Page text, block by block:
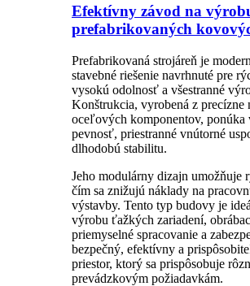
Efektívny závod na
prefabrikovaných
Prefabrikovaná strojáreň je
stavebné riešenie navrhnuté pre
vysokú odolnosť a všestranné
Konštrukcia, vyrobená z precízne
oceľových komponentov, ponúka
pevnosť, priestranné vnútorné
dlhodobú stabilitu.
Jeho modulárny dizajn umožňuje
čím sa znižujú náklady na
výstavby. Tento typ budovy je
výrobu ťažkých zariadení,
priemyselné spracovanie a
bezpečný, efektívny a
priestor, ktorý sa prispôsobuje
prevádzkovým požiadavkám.